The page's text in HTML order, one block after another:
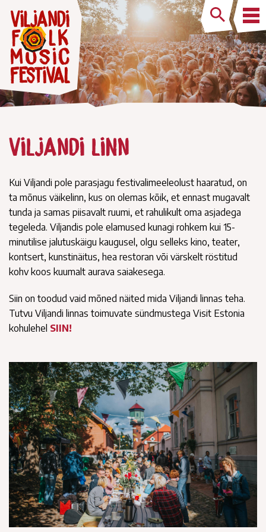
Viljandi linn
Kui Viljandi pole parasjagu festivalimeeleolust haaratud, on
ta mõnus väikelinn, kus on olemas kõik, et ennast mugavalt
tunda ja samas piisavalt ruumi, et rahulikult oma asjadega
tegeleda. Viljandis pole elamused kunagi rohkem kui 15-
minutilise jalutuskäigu kaugusel, olgu selleks kino, teater,
kontsert, kunstinäitus, hea restoran või värskelt röstitud
kohv koos kuumalt aurava saiakesega.
Siin on toodud vaid mõned näited mida Viljandi linnas teha.
Tutvu Viljandi linnas toimuvate sündmustega Visit Estonia
kohulehel SIIN!